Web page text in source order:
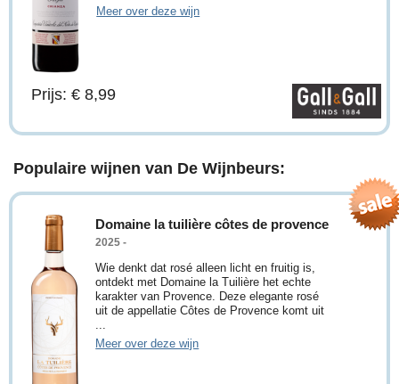
Meer over deze wijn
Prijs: € 8,99
Populaire wijnen van De Wijnbeurs:
Domaine la tuilière côtes de provence
2025 -
Wie denkt dat rosé alleen licht en fruitig is,
ontdekt met Domaine la Tuilière het echte
karakter van Provence. Deze elegante rosé
uit de appellatie Côtes de Provence komt uit
Meer over deze wijn